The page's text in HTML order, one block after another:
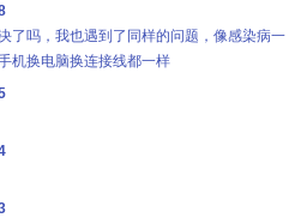
了吗，我也遇到了同样的问题，像感染病一
机换电脑换连接线都一样